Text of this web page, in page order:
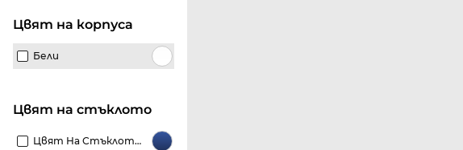
Цвят на корпуса
Бели
Цвят на стъклото
Цвят На Стъклото Сини